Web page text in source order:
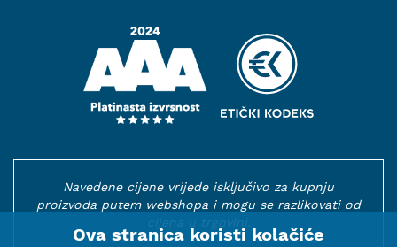
Navedene cijene vrijede isključivo za kupnju
proizvoda putem webshopa i mogu se razlikovati od
Ova stranica koristi kolačiće